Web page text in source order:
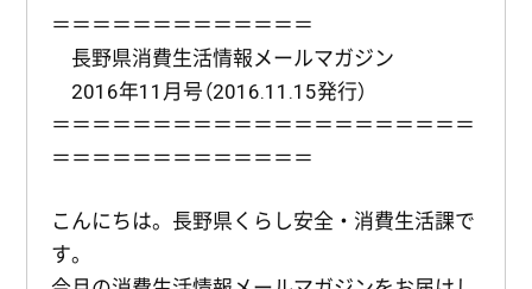
＝＝＝＝＝＝＝＝＝＝＝＝＝
長野県消費生活情報メールマガジン
2016年11月号（2016.11.15発行）
＝＝＝＝＝＝＝＝＝＝＝＝＝＝＝＝＝＝＝＝＝
＝＝＝＝＝＝＝＝＝＝＝＝＝
こんにちは。長野県くらし安全・消費生活課で
す。